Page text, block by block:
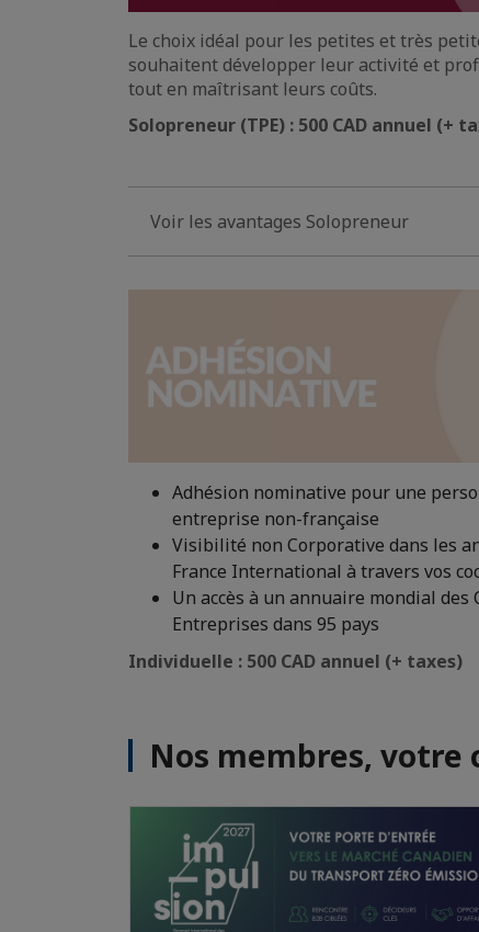
Le choix idéal pour les petites et très
souhaitent développer leur activité et
tout en maîtrisant leurs coûts.
Solopreneur (TPE) : 500 CAD annuel (+
Voir les avantages Solopreneur
Adhésion nominative pour une
entreprise non-française
Visibilité non Corporative dans les
France International à travers vos
Un accès à un annuaire mondial des
Entreprises dans 95 pays
Individuelle : 500 CAD annuel (+ taxes)
Nos membres, votre